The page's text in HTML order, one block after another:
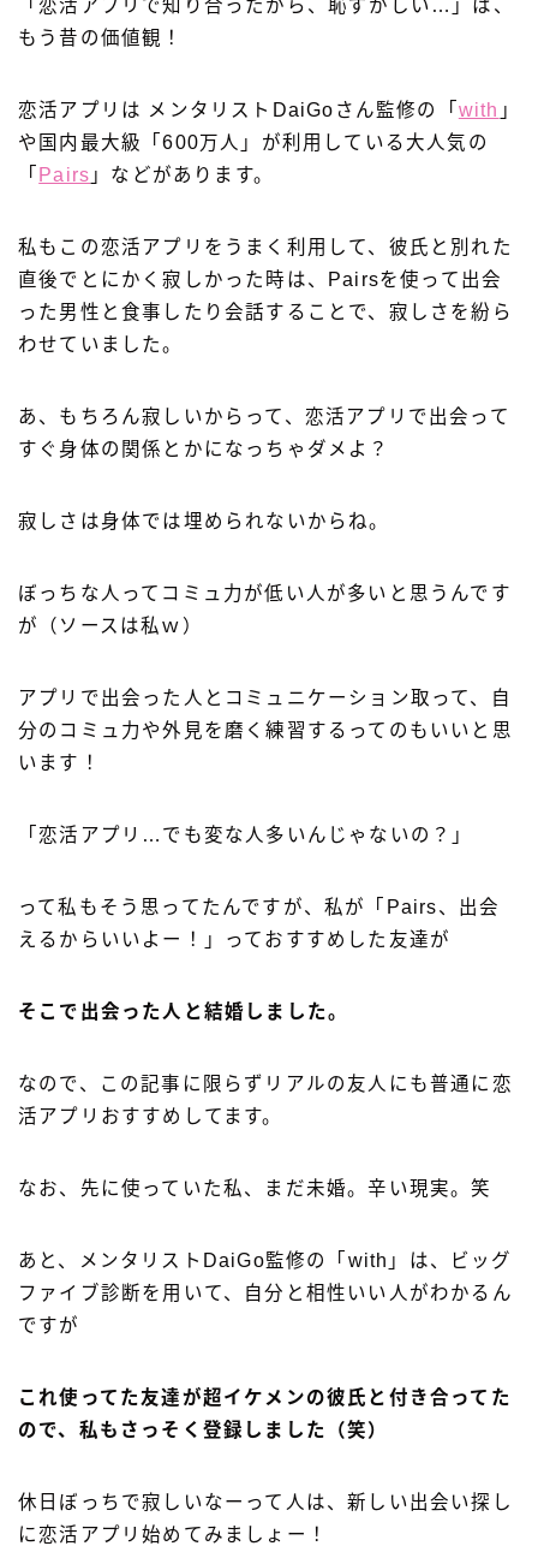
「恋活アプリで知り合ったから、恥ずかしい…」は、
もう昔の価値観！
恋活アプリは メンタリストDaiGoさん監修の「 with 」
や国内最大級「600万人」が利用している大人気の
「 Pairs 」などがあります。
私もこの恋活アプリをうまく利用して、彼氏と別れた
直後でとにかく寂しかった時は、Pairsを使って出会
った男性と食事したり会話することで、寂しさを紛ら
わせていました。
あ、もちろん寂しいからって、恋活アプリで出会って
すぐ身体の関係とかになっちゃダメよ？
寂しさは身体では埋められないからね。
ぼっちな人ってコミュ力が低い人が多いと思うんです
が（ソースは私ｗ）
アプリで出会った人とコミュニケーション取って、自
分のコミュ力や外見を磨く練習するってのもいいと思
います！
「恋活アプリ…でも変な人多いんじゃないの？」
って私もそう思ってたんですが、私が「Pairs、出会
えるからいいよー！」っておすすめした友達が
そこで出会った人と結婚しました。
なので、この記事に限らずリアルの友人にも普通に恋
活アプリおすすめしてます。
なお、先に使っていた私、まだ未婚。辛い現実。笑
あと、メンタリストDaiGo監修の「with」は、ビッグ
ファイブ診断を用いて、自分と相性いい人がわかるん
ですが
これ使ってた友達が超イケメンの彼氏と付き合ってた
ので、私もさっそく登録しました（笑）
休日ぼっちで寂しいなーって人は、新しい出会い探し
に恋活アプリ始めてみましょー！